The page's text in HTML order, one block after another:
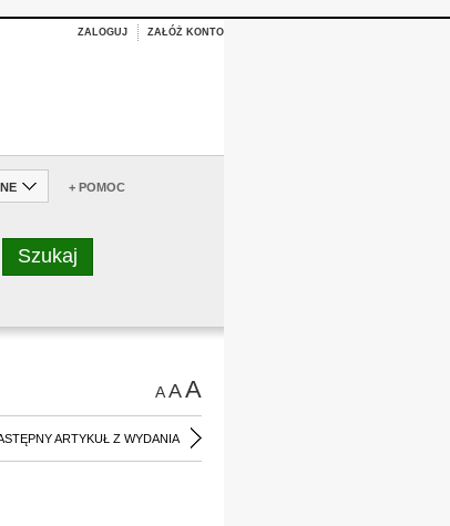
ZALOGUJ ZAŁÓŻ KONTO
+ POMOC
AAA
ARTYKUŁ Z WYDANIA